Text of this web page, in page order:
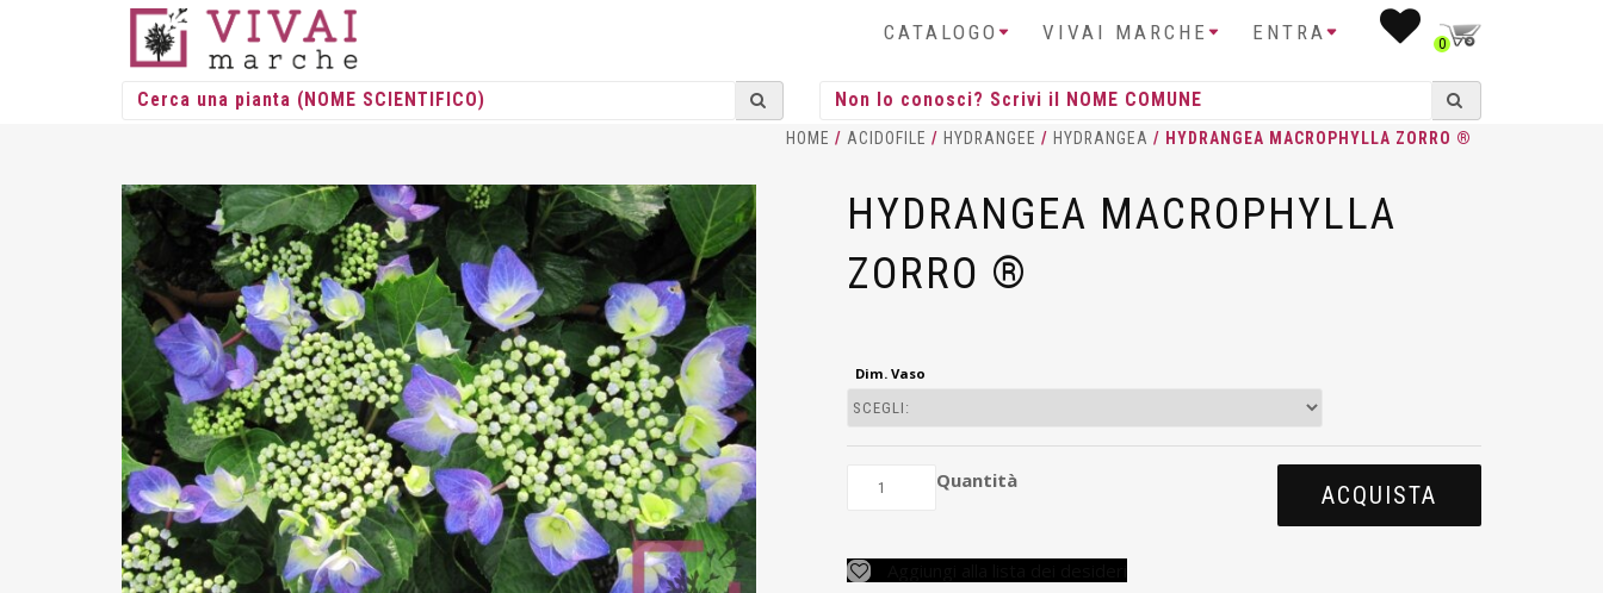
CATALOGO VIVAI MARCHE ENTRA 0
HOME / ACIDOFILE / HYDRANGEE / HYDRANGEA / HYDRANGEA MACROPHYLLA ZORRO ®
HYDRANGEA MACROPHYLLA
ZORRO ®
Dim. Vaso
Quantità
ACQUISTA